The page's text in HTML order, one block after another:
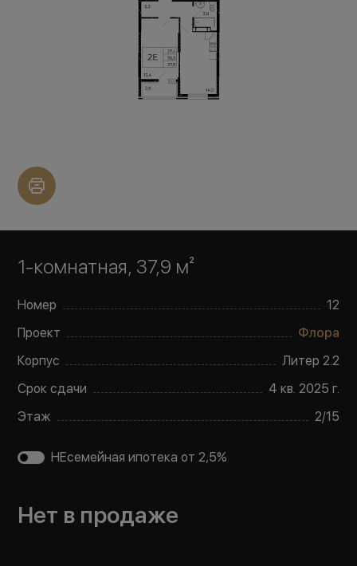
1-комнатная, 37,9 м²
Номер
12
Проект
Флора
Корпус
Литер 2.2
Срок сдачи
4 кв. 2025 г.
Этаж
2/15
НЕсемейная ипотека от 2,5%
Нет в продаже